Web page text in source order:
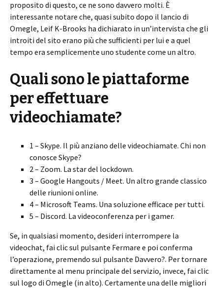
proposito di questo, ce ne sono davvero molti. È
interessante notare che, quasi subito dopo il lancio di
Omegle, Leif K-Brooks ha dichiarato in un’intervista che gli
introiti del sito erano più che sufficienti per lui e a quel
tempo era semplicemente uno studente come un altro.
Quali sono le piattaforme
per effettuare
videochiamate?
1 – Skype. Il più anziano delle videochiamate. Chi non
conosce Skype?
2 – Zoom. La star del lockdown.
3 – Google Hangouts / Meet. Un altro grande classico
delle riunioni online.
4 – Microsoft Teams. Una soluzione efficace per tutti.
5 – Discord. La videoconferenza per i gamer.
Se, in qualsiasi momento, desideri interrompere la
videochat, fai clic sul pulsante Fermare e poi conferma
l’operazione, premendo sul pulsante Davvero?. Per tornare
direttamente al menu principale del servizio, invece, fai clic
sul logo di Omegle (in alto). Certamente una delle migliori